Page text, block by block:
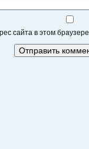
сайта в этом